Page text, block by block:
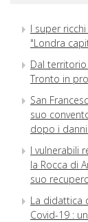
I super
"Londra
Dal
Tronto in
San
suo
dopo i
I vulnerabili
la Rocca di
suo
La didattica
Covid-19 :